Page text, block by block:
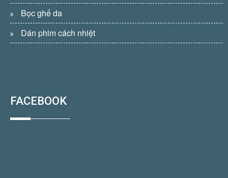
Bọc ghế da
Dán phim cách nhiệt
FACEBOOK